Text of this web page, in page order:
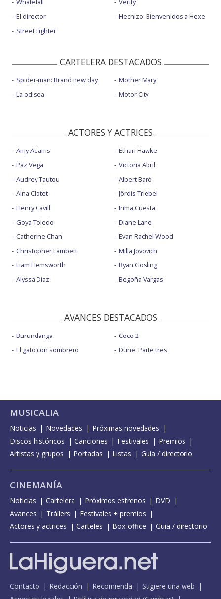
Whalefall
El director
Street Fighter
Verity
Hechizo: Bienvenidos a Hexe
CARTELERA DESTACADOS
Spider-man: Brand new day
La odisea
Mother Mary
Motor City
ACTORES Y ACTRICES
Amy Adams
Paz Vega
Audrey Tautou
Aina Clotet
Henry Cavill
Goya Toledo
Catherine Chan
Christopher Lambert
Liam Hemsworth
Alyssa Diaz
Ethan Hawke
Victoria Abril
Albert Baró
Jördis Triebel
Inma Cuesta
Diane Lane
Evan Rachel Wood
Milla Jovovich
Ryan Gosling
Begoña Vargas
AVANCES DESTACADOS
Burundanga
El gato con sombrero
Coco 2
Dune: Parte tres
MUSICALIA
Noticias Novedades
Próximas novedades
Discos históricos
Canciones Festivales
Premios
Artistas y grupos
Portadas Listas Guía / directorio
CINEMANÍA
Noticias Cartelera Próximos estrenos
DVD
Avances
Tráilers
Festivales + premios
Actores y actrices
Carteles Box-office Guía / directorio
Contacto Redacción Recomienda
Sugiere una web